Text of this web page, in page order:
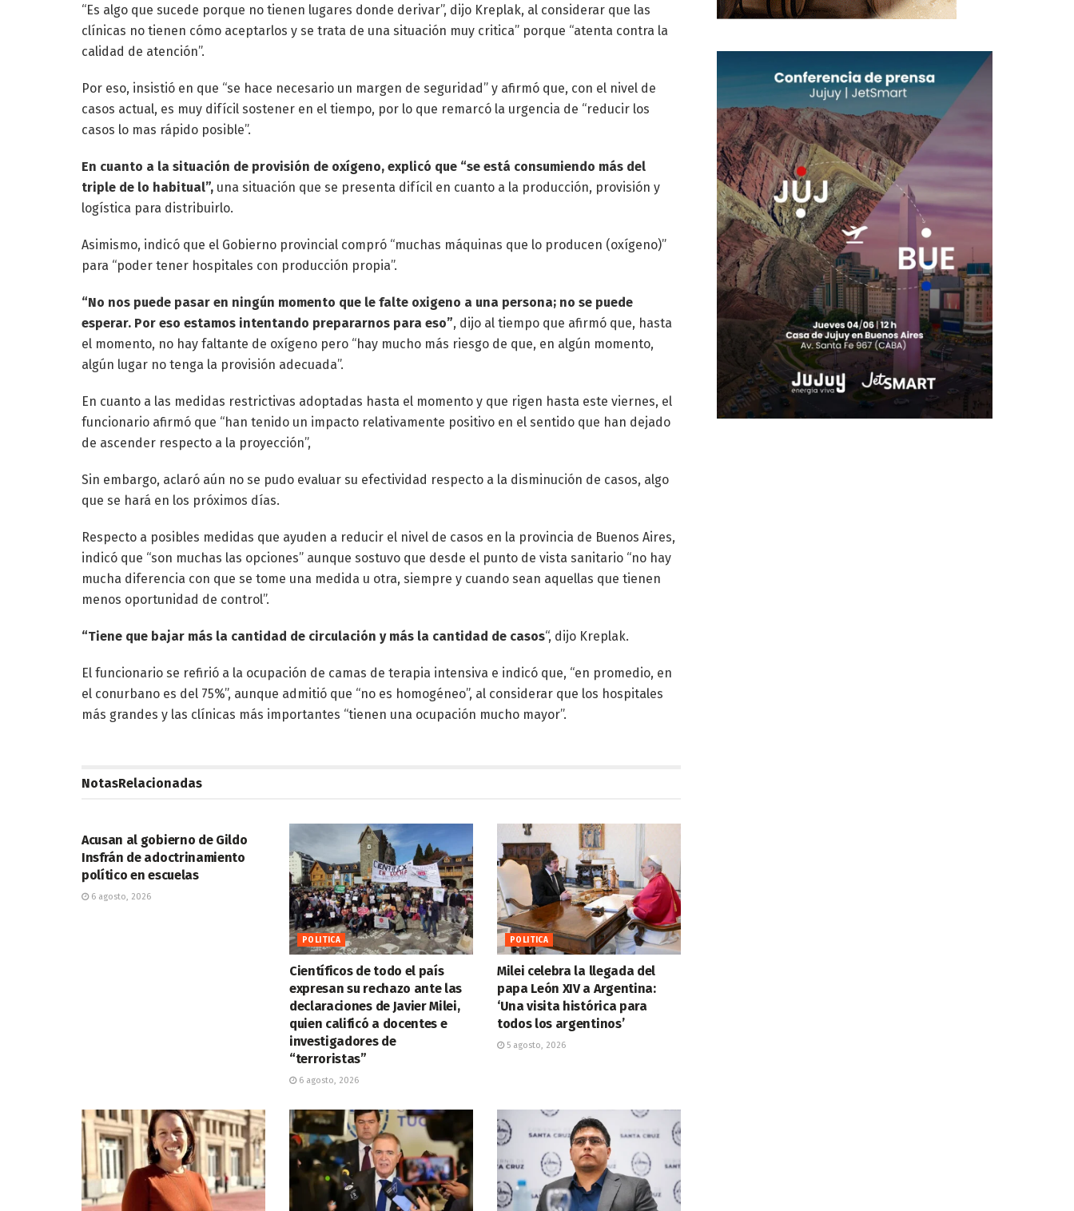
“Es algo que sucede porque no tienen lugares donde derivar”, dijo Kreplak, al considerar que las
clínicas no tienen cómo aceptarlos y se trata de una situación muy critica” porque “atenta contra la
calidad de atención”.
Por eso, insistió en que “se hace necesario un margen de seguridad” y afirmó que, con el nivel de
casos actual, es muy difícil sostener en el tiempo, por lo que remarcó la urgencia de “reducir los
casos lo mas rápido posible”.
En cuanto a la situación de provisión de oxígeno, explicó que “se está consumiendo más del
triple de lo habitual”, una situación que se presenta difícil en cuanto a la producción, provisión y
logística para distribuirlo.
Asimismo, indicó que el Gobierno provincial compró “muchas máquinas que lo producen (oxígeno)”
para “poder tener hospitales con producción propia”.
“No nos puede pasar en ningún momento que le falte oxigeno a una persona; no se puede
esperar. Por eso estamos intentando prepararnos para eso”, dijo al tiempo que afirmó que, hasta
el momento, no hay faltante de oxígeno pero “hay mucho más riesgo de que, en algún momento,
algún lugar no tenga la provisión adecuada”.
En cuanto a las medidas restrictivas adoptadas hasta el momento y que rigen hasta este viernes, el
funcionario afirmó que “han tenido un impacto relativamente positivo en el sentido que han dejado
de ascender respecto a la proyección”,
Sin embargo, aclaró aún no se pudo evaluar su efectividad respecto a la disminución de casos, algo
que se hará en los próximos días.
Respecto a posibles medidas que ayuden a reducir el nivel de casos en la provincia de Buenos Aires,
indicó que “son muchas las opciones” aunque sostuvo que desde el punto de vista sanitario “no hay
mucha diferencia con que se tome una medida u otra, siempre y cuando sean aquellas que tienen
menos oportunidad de control”.
“Tiene que bajar más la cantidad de circulación y más la cantidad de casos“, dijo Kreplak.
El funcionario se refirió a la ocupación de camas de terapia intensiva e indicó que, “en promedio, en
el conurbano es del 75%”, aunque admitió que “no es homogéneo”, al considerar que los hospitales
más grandes y las clínicas más importantes “tienen una ocupación mucho mayor”.
NotasRelacionadas
Acusan al gobierno de Gildo
Insfrán de adoctrinamiento
político en escuelas
6 agosto, 2026
POLITICA
Científicos de todo el país
expresan su rechazo ante las
declaraciones de Javier Milei,
quien calificó a docentes e
investigadores de
“terroristas”
6 agosto, 2026
POLITICA
Milei celebra la llegada del
papa León XIV a Argentina:
‘Una visita histórica para
todos los argentinos’
5 agosto, 2026